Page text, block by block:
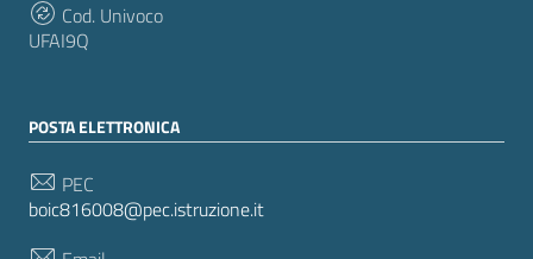
Cod. Univoco
UFAI9Q
POSTA ELETTRONICA
PEC
boic816008@pec.istruzione.it